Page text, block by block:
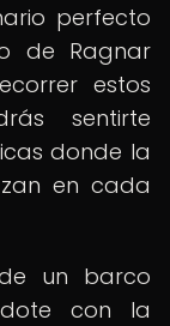
perfecto
de Ragnar
estos
sentirte
donde la
en cada
un barco
con la